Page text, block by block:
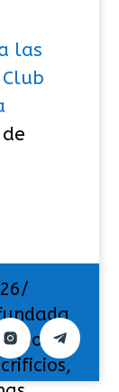
las
por